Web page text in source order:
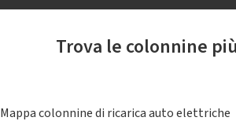
Trova le colonnine
Mappa colonnine di ricarica auto elettriche